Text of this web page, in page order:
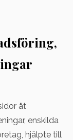
åt
enskilda
hjälpte till